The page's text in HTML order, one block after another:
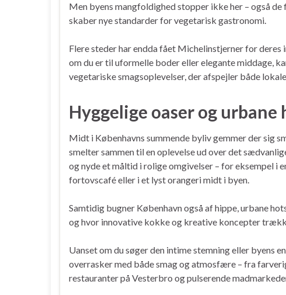
Men byens mangfoldighed stopper ikke her – også
skaber nye standarder for vegetarisk gastronomi.
Flere steder har endda fået Michelinstjerner for
om du er til uformelle boder eller elegante middage,
vegetariske smagsoplevelser, der afspejler både
Hyggelige oaser og urbane
Midt i Københavns summende byliv gemmer der sig
smelter sammen til en oplevelse ud over det
og nyde et måltid i rolige omgivelser – for eksempel i
fortovscafé eller i et lyst orangeri midt i byen.
Samtidig bugner København også af hippe, urbane
og hvor innovative kokke og kreative koncepter
Uanset om du søger den intime stemning eller byens
overrasker med både smag og atmosfære – fra
restauranter på Vesterbro og pulserende